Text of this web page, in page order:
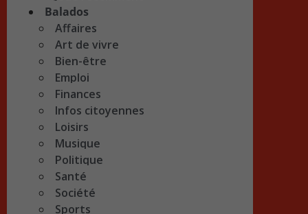
Balados
Affaires
Art de vivre
Bien-être
Emploi
Finances
Infos citoyennes
Loisirs
Musique
Politique
Santé
Société
Sports